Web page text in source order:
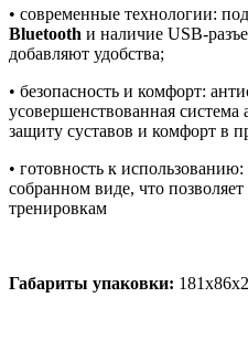
• современные технологии:
Bluetooth и наличие USB-
добавляют удобства;
• безопасность и комфорт:
усовершенствованная
защиту суставов и комфорт в
• готовность к
собранном виде, что позволяет
тренировкам
Габариты упаковки: